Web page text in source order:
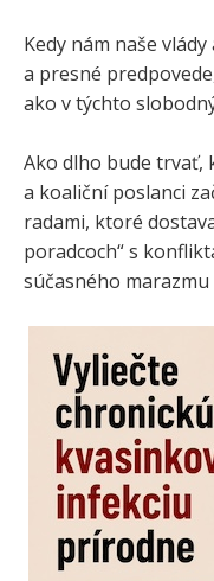
Kedy nám naše
a presné
ako v týchto
Ako dlho bude trvať,
a koaliční poslanci
radami, ktoré
poradcoch“ s
súčasného